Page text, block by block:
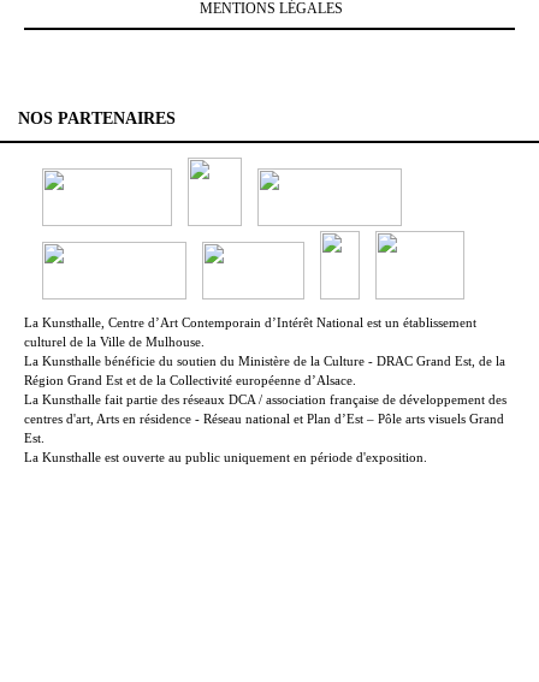
MENTIONS LÉGALES
NOS PARTENAIRES
La Kunsthalle, Centre d’Art Contemporain d’Intérêt National est un établissement
culturel de la Ville de Mulhouse.
La Kunsthalle bénéficie du soutien du Ministère de la Culture - DRAC Grand Est, de la
Région Grand Est et de la Collectivité européenne d’Alsace.
La Kunsthalle fait partie des réseaux DCA / association française de développement des
centres d'art, Arts en résidence - Réseau national et Plan d’Est – Pôle arts visuels Grand
Est.
La Kunsthalle est ouverte au public uniquement en période d'exposition.